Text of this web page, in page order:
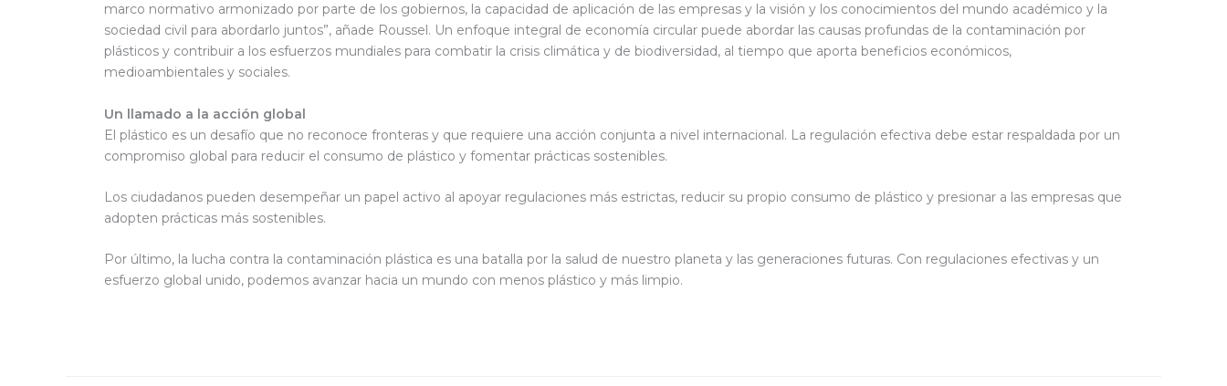
marco normativo armonizado por parte de los gobiernos, la capacidad de aplicación de las empresas y la visión y los conocimientos del mundo académico y la
sociedad civil para abordarlo juntos”, añade Roussel. Un enfoque integral de economía circular puede abordar las causas profundas de la contaminación por
plásticos y contribuir a los esfuerzos mundiales para combatir la crisis climática y de biodiversidad, al tiempo que aporta beneficios económicos,
medioambientales y sociales.
Un llamado a la acción global
El plástico es un desafío que no reconoce fronteras y que requiere una acción conjunta a nivel internacional. La regulación efectiva debe estar respaldada por un
compromiso global para reducir el consumo de plástico y fomentar prácticas sostenibles.
Los ciudadanos pueden desempeñar un papel activo al apoyar regulaciones más estrictas, reducir su propio consumo de plástico y presionar a las empresas que
adopten prácticas más sostenibles.
Por último, la lucha contra la contaminación plástica es una batalla por la salud de nuestro planeta y las generaciones futuras. Con regulaciones efectivas y un
esfuerzo global unido, podemos avanzar hacia un mundo con menos plástico y más limpio.